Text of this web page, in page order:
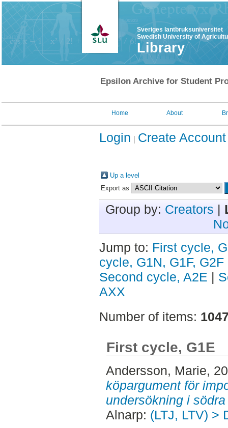
Sveriges lantbruksuniversitet
Swedish University of
Library
Epsilon Archive for Student
Home About
Login Create Account
Up a level
Export as
Group by: Creators |
Jump to: First cycle,
cycle, G1N, G1F, G2F
Second cycle, A2E |
AXX
Number of items:
First cycle, G1E
Andersson, Marie,
köpargument för
undersökning i
Alnarp: (LTJ, LTV) >